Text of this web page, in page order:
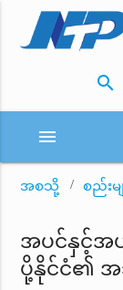
search
menu
အစသို့ စည်းမ
အပင်နှင့်အ
ပို့နိုင်ငံ၏